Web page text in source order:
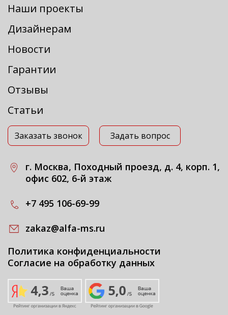
Наши проекты
Дизайнерам
Новости
Гарантии
Отзывы
Статьи
Заказать звонок Задать вопрос
г. Москва, Походный проезд, д. 4, корп. 1,
офис 602, 6-й этаж
+7 495 106-69-99
zakaz@alfa-ms.ru
Политика конфиденциальности
Согласие на обработку данных